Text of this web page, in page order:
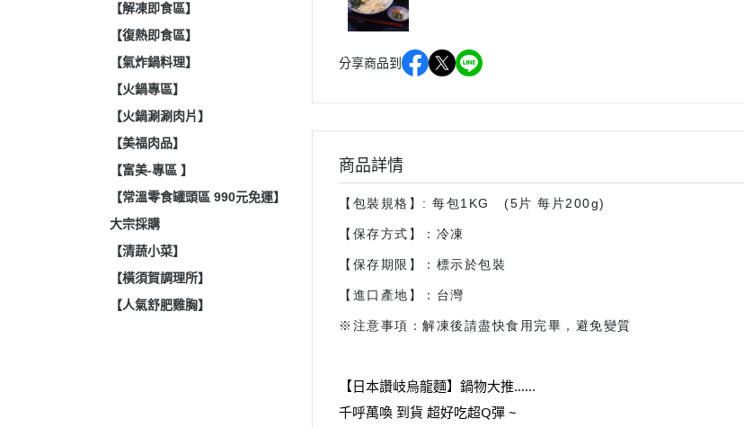
【解凍即食區】
【復熱即食區】
【氣炸鍋料理】
【火鍋專區】
【火鍋涮涮肉片】
【美福肉品】
【富美-專區 】
【常溫零食罐頭區 990元免運】
大宗採購
【清蔬小菜】
【橫須賀調理所】
【人氣舒肥雞胸】
分享商品到
商品詳情
【包裝規格】: 每包1KG (5片 每片200g)
【保存方式】：冷凍
【保存期限】：標示於包裝
【進口產地】：台灣
※注意事項：解凍後請盡快食用完畢，避免變質
【日本讚岐烏龍麵】鍋物大推……
千呼萬喚 到貨 超好吃超Q彈 ~